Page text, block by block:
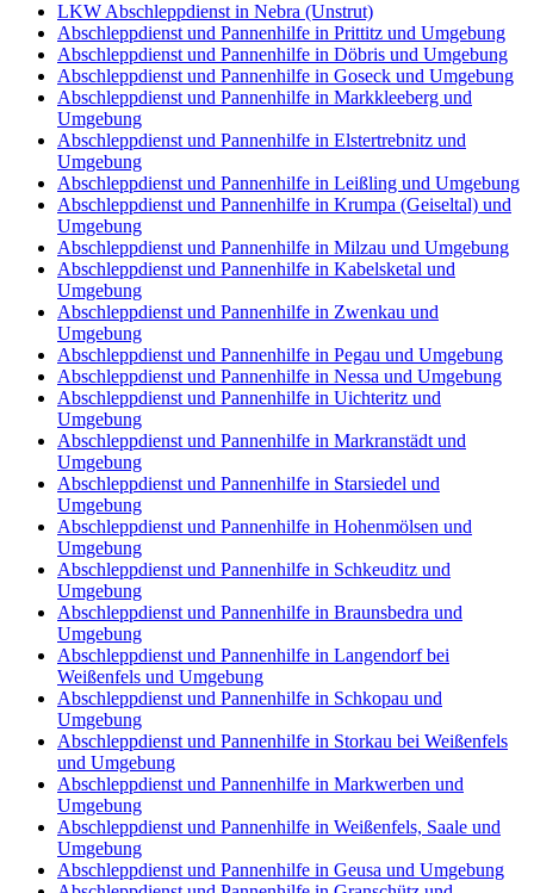
LKW Abschleppdienst in Nebra (Unstrut)
Abschleppdienst und Pannenhilfe in Prittitz und Umgebung
Abschleppdienst und Pannenhilfe in Döbris und Umgebung
Abschleppdienst und Pannenhilfe in Goseck und Umgebung
Abschleppdienst und Pannenhilfe in Markkleeberg und
Umgebung
Abschleppdienst und Pannenhilfe in Elstertrebnitz und
Umgebung
Abschleppdienst und Pannenhilfe in Leißling und Umgebung
Abschleppdienst und Pannenhilfe in Krumpa (Geiseltal) und
Umgebung
Abschleppdienst und Pannenhilfe in Milzau und Umgebung
Abschleppdienst und Pannenhilfe in Kabelsketal und
Umgebung
Abschleppdienst und Pannenhilfe in Zwenkau und
Umgebung
Abschleppdienst und Pannenhilfe in Pegau und Umgebung
Abschleppdienst und Pannenhilfe in Nessa und Umgebung
Abschleppdienst und Pannenhilfe in Uichteritz und
Umgebung
Abschleppdienst und Pannenhilfe in Markranstädt und
Umgebung
Abschleppdienst und Pannenhilfe in Starsiedel und
Umgebung
Abschleppdienst und Pannenhilfe in Hohenmölsen und
Umgebung
Abschleppdienst und Pannenhilfe in Schkeuditz und
Umgebung
Abschleppdienst und Pannenhilfe in Braunsbedra und
Umgebung
Abschleppdienst und Pannenhilfe in Langendorf bei
Weißenfels und Umgebung
Abschleppdienst und Pannenhilfe in Schkopau und
Umgebung
Abschleppdienst und Pannenhilfe in Storkau bei Weißenfels
und Umgebung
Abschleppdienst und Pannenhilfe in Markwerben und
Umgebung
Abschleppdienst und Pannenhilfe in Weißenfels, Saale und
Umgebung
Abschleppdienst und Pannenhilfe in Geusa und Umgebung